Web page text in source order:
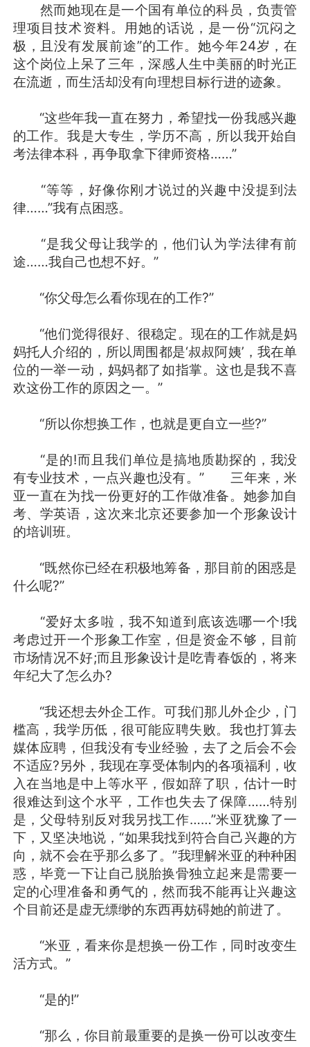
然而她现在是一个国有单位的科员，负责管
理项目技术资料。用她的话说，是一份“沉闷之
极，且没有发展前途”的工作。她今年24岁，在
这个岗位上呆了三年，深感人生中美丽的时光正
在流逝，而生活却没有向理想目标行进的迹象。
“这些年我一直在努力，希望找一份我感兴趣
的工作。我是大专生，学历不高，所以我开始自
考法律本科，再争取拿下律师资格……”
“等等，好像你刚才说过的兴趣中没提到法
律……”我有点困惑。
“是我父母让我学的，他们认为学法律有前
途……我自己也想不好。”
“你父母怎么看你现在的工作?”
“他们觉得很好、很稳定。现在的工作就是妈
妈托人介绍的，所以周围都是‘叔叔阿姨’，我在单
位的一举一动，妈妈都了如指掌。这也是我不喜
欢这份工作的原因之一。”
“所以你想换工作，也就是更自立一些?”
“是的!而且我们单位是搞地质勘探的，我没
有专业技术，一点兴趣也没有。” 三年来，米
亚一直在为找一份更好的工作做准备。她参加自
考、学英语，这次来北京还要参加一个形象设计
的培训班。
“既然你已经在积极地筹备，那目前的困惑是
什么呢?”
“爱好太多啦，我不知道到底该选哪一个!我
考虑过开一个形象工作室，但是资金不够，目前
市场情况不好;而且形象设计是吃青春饭的，将来
年纪大了怎么办?
“我还想去外企工作。可我们那儿外企少，门
槛高，我学历低，很可能应聘失败。我也打算去
媒体应聘，但我没有专业经验，去了之后会不会
不适应?另外，我现在享受体制内的各项福利，收
入在当地是中上等水平，假如辞了职，估计一时
很难达到这个水平，工作也失去了保障……特别
是，父母特别反对我另找工作……”米亚犹豫了一
下，又坚决地说，“如果我找到符合自己兴趣的方
向，就不会在乎那么多了。”我理解米亚的种种困
惑，毕竟一下让自己脱胎换骨独立起来是需要一
定的心理准备和勇气的，然而我不能再让兴趣这
个目前还是虚无缥缈的东西再妨碍她的前进了。
“米亚，看来你是想换一份工作，同时改变生
活方式。”
“是的!”
“那么，你目前最重要的是换一份可以改变生